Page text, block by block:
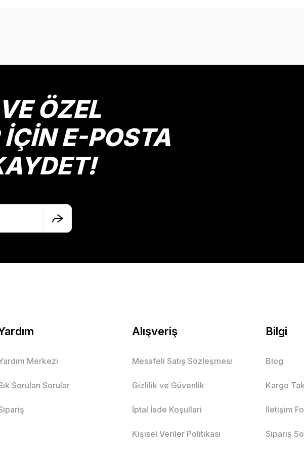
ÖZEL
E-POSTA
Merkezi
Sorulan Sorular
Alışveriş
Mesafeli Satış Sözleşmesi
Gizlilik ve Güvenlik
İptal İade Koşullari
Kişisel Veriler Politikası
Bilgi
Blog
Kargo
İletişim
Sipariş